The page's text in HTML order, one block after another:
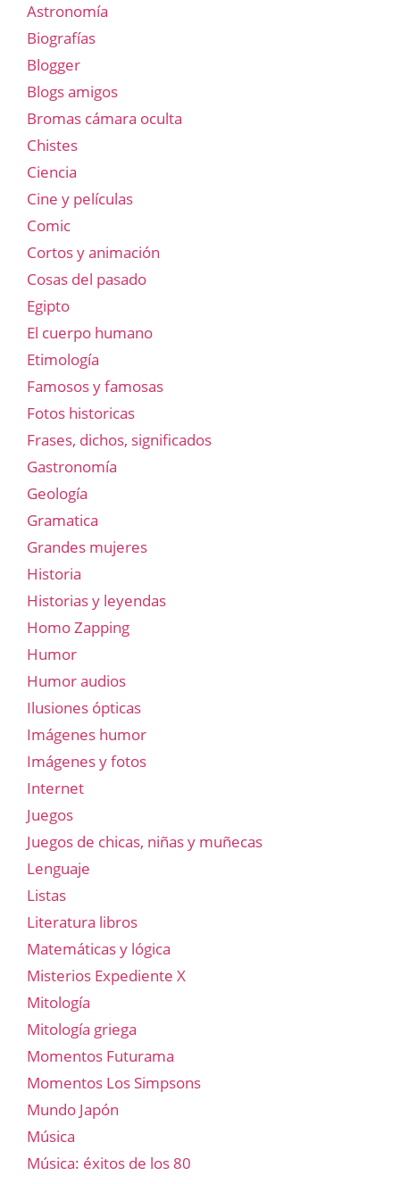
Astronomía
Biografías
Blogger
Blogs amigos
Bromas cámara oculta
Chistes
Ciencia
Cine y películas
Comic
Cortos y animación
Cosas del pasado
Egipto
El cuerpo humano
Etimología
Famosos y famosas
Fotos historicas
Frases, dichos, significados
Gastronomía
Geología
Gramatica
Grandes mujeres
Historia
Historias y leyendas
Homo Zapping
Humor
Humor audios
Ilusiones ópticas
Imágenes humor
Imágenes y fotos
Internet
Juegos
Juegos de chicas, niñas y muñecas
Lenguaje
Listas
Literatura libros
Matemáticas y lógica
Misterios Expediente X
Mitología
Mitología griega
Momentos Futurama
Momentos Los Simpsons
Mundo Japón
Música
Música: éxitos de los 80